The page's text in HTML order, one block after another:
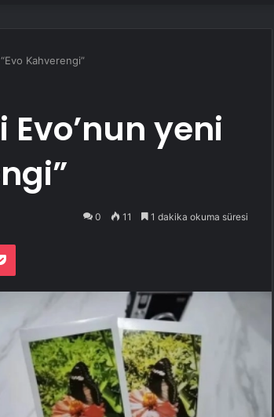
Kahverengi”
Evo’nun yeni
0 11 1 dakika okuma süresi
Pocket